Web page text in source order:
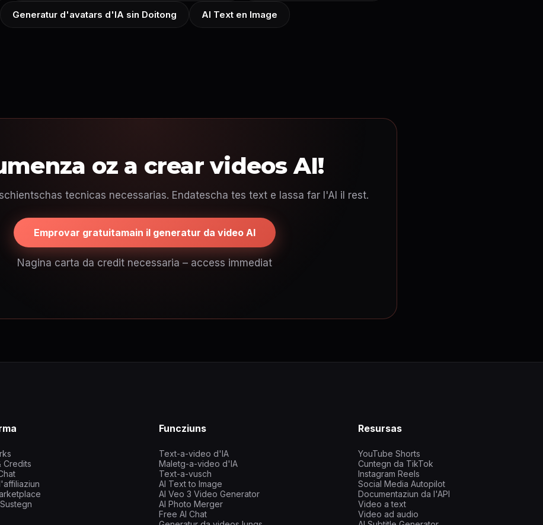
Generatur d'avatars d'IA sin Doitong AI Text en Image
oz a crear videos AI!
tecnicas necessarias. Endatescha tes text e lassa far l'AI il rest.
Emprovar gratuitamain il generatur da video AI
Nagina carta da credit necessaria – access immediat
Credits
Funcziuns
Text-a-video d'IA
Maletg-a-video d'IA
Text-a-vusch
AI Text to Image
AI Veo 3 Video Generator
AI Photo Merger
Free AI Chat
Resursas
YouTube Shorts
Cuntegn da TikTok
Instagram Reels
Social Media Autopilot
Documentaziun da l'API
Video a text
Video ad audio